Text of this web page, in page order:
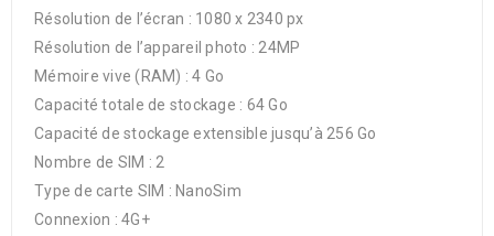
Résolution de l’écran : 1080 x 2340 px
Résolution de l’appareil photo : 24MP
Mémoire vive (RAM) : 4 Go
Capacité totale de stockage : 64 Go
Capacité de stockage extensible jusqu’à 256 Go
Nombre de SIM : 2
Type de carte SIM : NanoSim
Connexion : 4G+